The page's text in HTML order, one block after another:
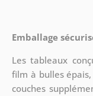
Emballage
Les tableaux
film à bulles
couches